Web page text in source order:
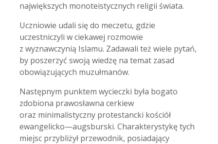
największych monoteistycznych religii świata.
Uczniowie udali się do meczetu, gdzie
uczestniczyli w ciekawej rozmowie
z wyznawczynią Islamu. Zadawali też wiele pytań,
by poszerzyć swoją wiedzę na temat zasad
obowiązujących muzułmanów.
Następnym punktem wycieczki była bogato
zdobiona prawosławna cerkiew
oraz minimalistyczny protestancki kościół
ewangelicko—augsburski. Charakterystykę tych
miejsc przybliżył przewodnik, posiadający